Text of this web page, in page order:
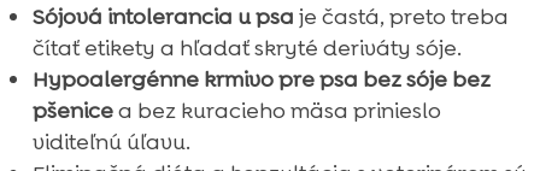
 FAQ
Sójová intolerancia u psa je častá, preto treba
čítať etikety a hľadať skryté deriváty sóje.
Hypoalergénne krmivo pre psa bez sóje bez
pšenicea bez kuracieho mäsa prinieslo
viditeľnú úľavu.